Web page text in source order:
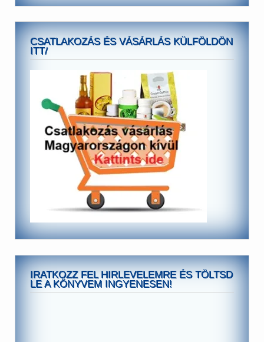
CSATLAKOZÁS ÉS VÁSÁRLÁS KÜLFÖLDÖN
ITT/
IRATKOZZ FEL HIRLEVELEMRE ÉS TÖLTSD
LE A KÖNYVEM INGYENESEN!